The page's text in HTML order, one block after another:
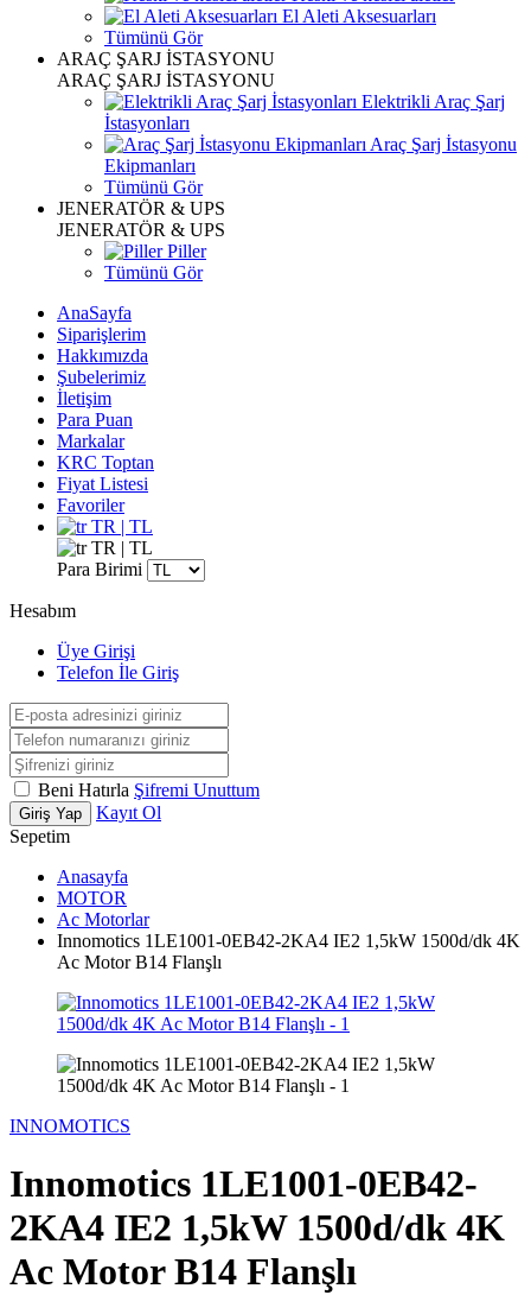
El Aleti Aksesuarları
Tümünü Gör
ARAÇ ŞARJ İSTASYONU
ARAÇ ŞARJ İSTASYONU
Elektrikli Araç Şarj
İstasyonları
Araç Şarj İstasyonu
Ekipmanları
Tümünü Gör
JENERATÖR & UPS
JENERATÖR & UPS
Piller
Tümünü Gör
AnaSayfa
Siparişlerim
Hakkımızda
Şubelerimiz
İletişim
Para Puan
Markalar
KRC Toptan
Fiyat Listesi
Favoriler
TR | TL
TR | TL
Para Birimi
Hesabım
Üye Girişi
Telefon İle Giriş
Beni Hatırla Şifremi Unuttum
Giriş Yap
Kayıt Ol
Sepetim
Anasayfa
MOTOR
Ac Motorlar
Innomotics 1LE1001-0EB42-2KA4 IE2 1,5kW 1500d/dk 4K
Ac Motor B14 Flanşlı
INNOMOTICS
Innomotics 1LE1001-0EB42-
2KA4 IE2 1,5kW 1500d/dk 4K
Ac Motor B14 Flanşlı